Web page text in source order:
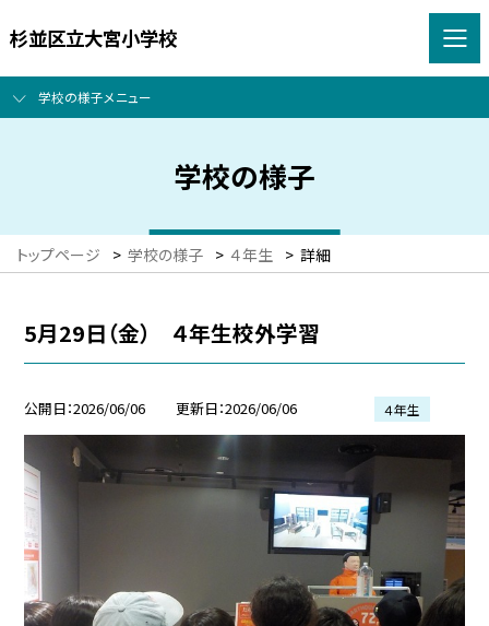
杉並区立大宮小学校
学校の様子メニュー
学校の様子
トップページ > 学校の様子 > ４年生 > 詳細
5月29日（金） ４年生校外学習
公開日 2026/06/06 更新日 2026/06/06 ４年生